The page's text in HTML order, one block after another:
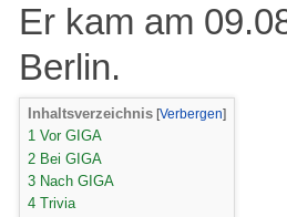
Er kam am
Berlin.
Inhaltsverzeichnis
1 Vor GIGA
2 Bei GIGA
3 Nach GIGA
4
Trivia